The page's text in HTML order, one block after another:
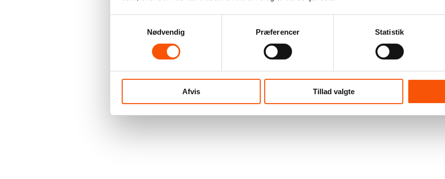
Nødvendig
Præferencer Statistik
Afvis Tillad valgte